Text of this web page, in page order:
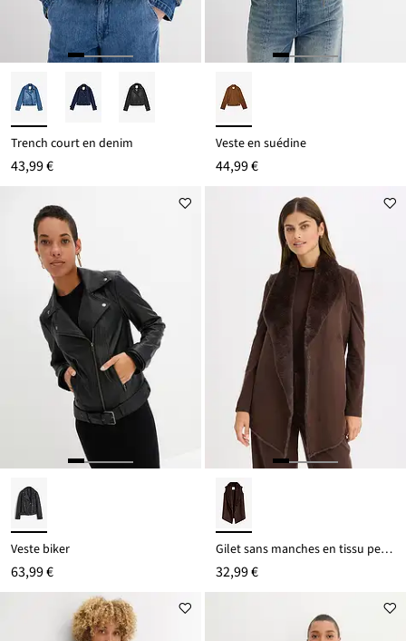
Trench court en denim
43,99 €
Veste en suédine
44,99 €
Veste biker
63,99 €
Gilet sans manches en tissu peluche
32,99 €